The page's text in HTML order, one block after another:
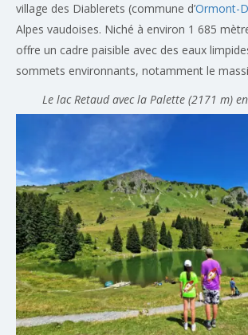
village des Diablerets (commune d’Ormont-
Alpes vaudoises. Niché à environ 1 685
offre un cadre paisible avec des eaux
sommets environnants, notamment le
Le lac Retaud avec la Palette (2171 m)